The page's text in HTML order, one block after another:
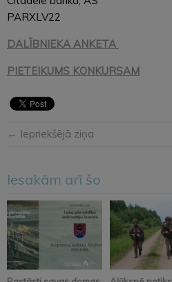
PARXLV22
DALĪBNIEKA ANKETA
PIETEIKUMS KONKURSAM
← Iepriekšējā ziņa
Iesakām arī šo